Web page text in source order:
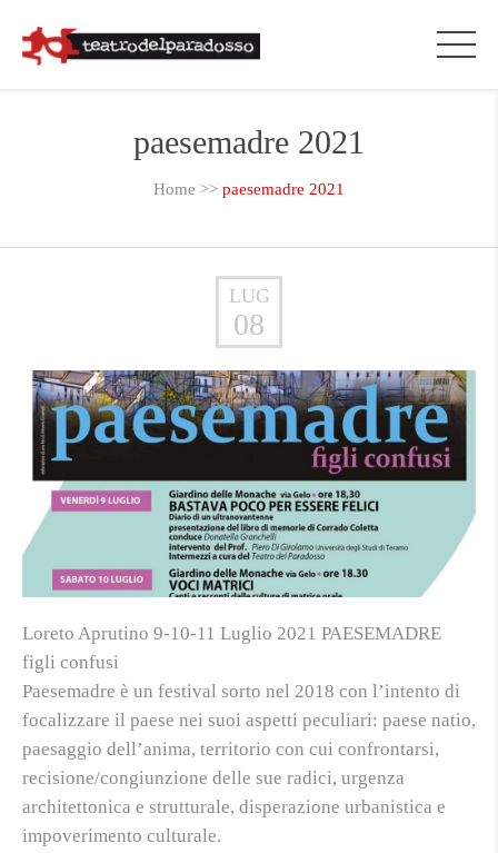
paesemadre 2021
Home >> paesemadre 2021
LUG
08
Loreto Aprutino 9-10-11 Luglio 2021 PAESEMADRE
figli confusi
Paesemadre è un festival sorto nel 2018 con l’intento di
focalizzare il paese nei suoi aspetti peculiari: paese natio,
paesaggio dell’anima, territorio con cui confrontarsi,
recisione/congiunzione delle sue radici, urgenza
architettonica e strutturale, disperazione urbanistica e
impoverimento culturale.